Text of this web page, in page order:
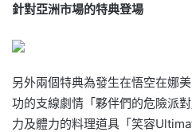
針對亞洲市場的特典登場
另外兩個特典為發生在悟空在娜
功的支線劇情「夥伴們的危險派
力及體力的料理道具「笑容